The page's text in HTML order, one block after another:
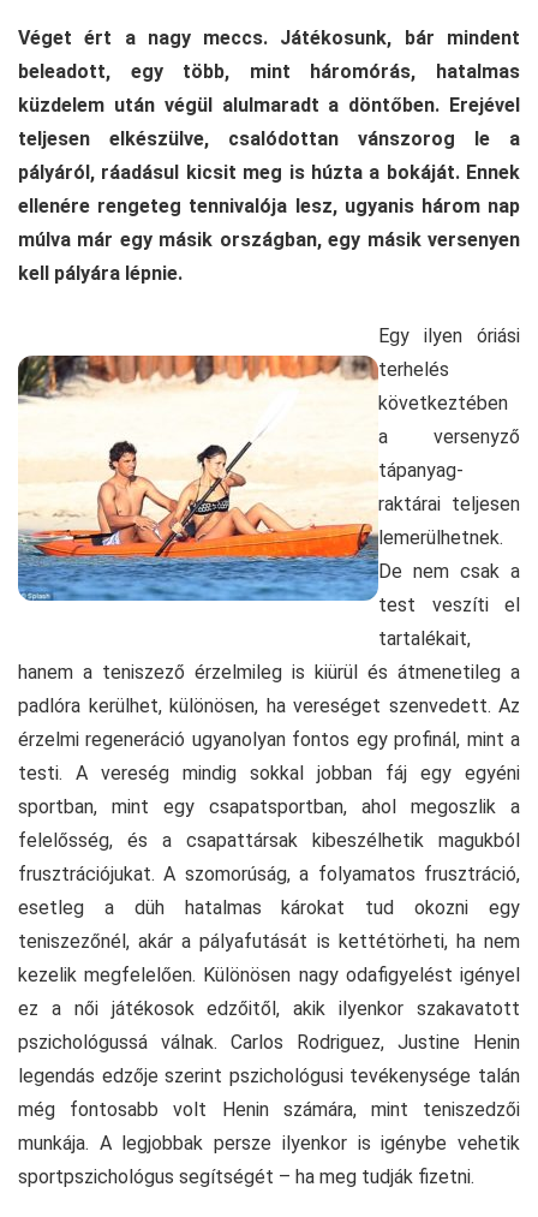
Véget ért a nagy meccs. Játékosunk, bár mindent
beleadott, egy több, mint háromórás, hatalmas
küzdelem után végül alulmaradt a döntőben. Erejével
teljesen elkészülve, csalódottan vánszorog le a
pályáról, ráadásul kicsit meg is húzta a bokáját. Ennek
ellenére rengeteg tennivalója lesz, ugyanis három nap
múlva már egy másik országban, egy másik versenyen
kell pályára lépnie.
Egy ilyen óriási
terhelés
következtében
a versenyző
tápanyag-
raktárai teljesen
lemerülhetnek.
De nem csak a
test veszíti el
tartalékait,
hanem a teniszező érzelmileg is kiürül és átmenetileg a
padlóra kerülhet, különösen, ha vereséget szenvedett. Az
érzelmi regeneráció ugyanolyan fontos egy profinál, mint a
testi. A vereség mindig sokkal jobban fáj egy egyéni
sportban, mint egy csapatsportban, ahol megoszlik a
felelősség, és a csapattársak kibeszélhetik magukból
frusztrációjukat. A szomorúság, a folyamatos frusztráció,
esetleg a düh hatalmas károkat tud okozni egy
teniszezőnél, akár a pályafutását is kettétörheti, ha nem
kezelik megfelelően. Különösen nagy odafigyelést igényel
ez a női játékosok edzőitől, akik ilyenkor szakavatott
pszichológussá válnak. Carlos Rodriguez, Justine Henin
legendás edzője szerint pszichológusi tevékenysége talán
még fontosabb volt Henin számára, mint teniszedzői
munkája. A legjobbak persze ilyenkor is igénybe vehetik
sportpszichológus segítségét – ha meg tudják fizetni.